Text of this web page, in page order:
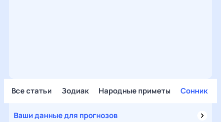
Все статьи Зодиак Народные приметы Сонник
Ваши данные для прогнозов